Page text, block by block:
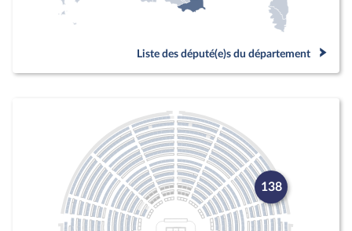
Liste des député(e)s du département
138